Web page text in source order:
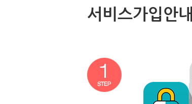
서비스가입안내